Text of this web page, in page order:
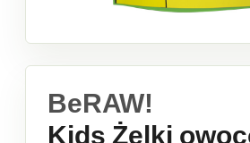
BeRAW!
Kids Żelki